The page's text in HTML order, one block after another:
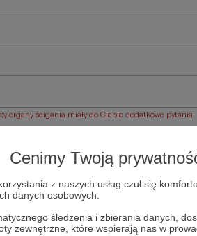
Cenimy Twoją
z naszych usług czuł się
danych osobowych.
śledzenia i zbierania danych,
zewnętrzne, które wspierają nas w
organy ścigania miały do Ciebie dodatkowe pytania